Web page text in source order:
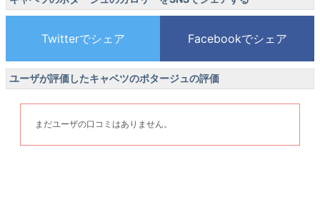
ユーザが評価したキャベツのポタージュの評価
まだユーザの口コミはありません。